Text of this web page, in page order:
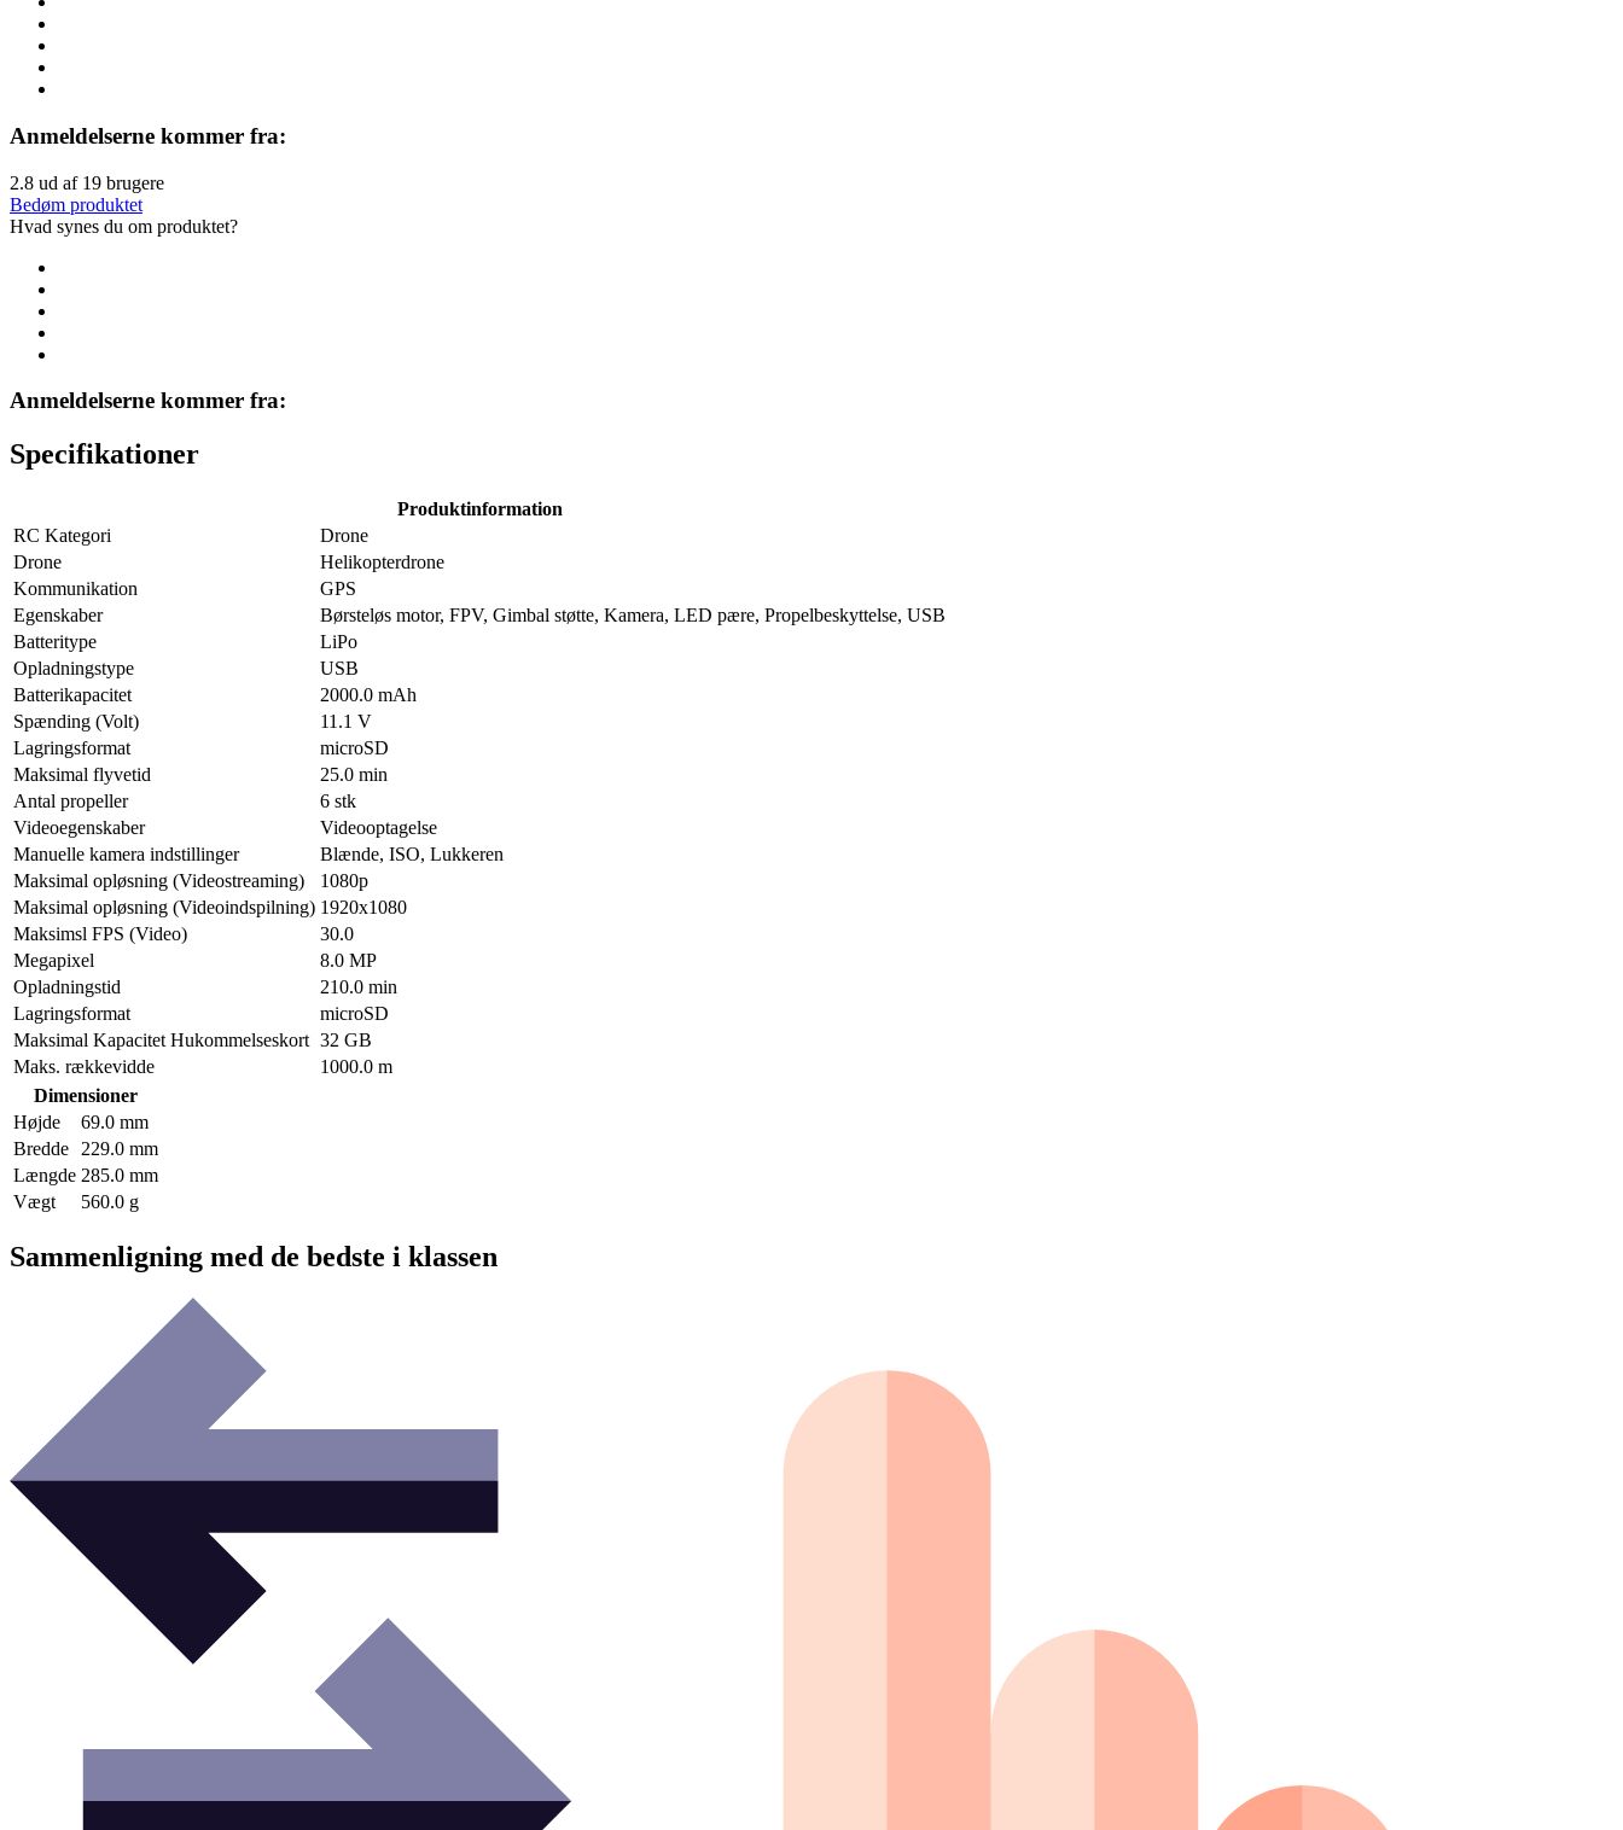
Anmeldelserne kommer fra:
2.8 ud af 19 brugere
Bedøm produktet
Hvad synes du om produktet?
Anmeldelserne kommer fra:
Specifikationer
Produktinformation
RC Kategori
Drone
Drone
Helikopterdrone
Kommunikation
GPS
Egenskaber
Børsteløs motor, FPV, Gimbal støtte, Kamera, LED pære, Propelbeskyttelse, USB
Batteritype
LiPo
Opladningstype
USB
Batterikapacitet
2000.0 mAh
Spænding (Volt)
11.1 V
Lagringsformat
microSD
Maksimal flyvetid
25.0 min
Antal propeller
6 stk
Videoegenskaber
Videooptagelse
Manuelle kamera indstillinger
Blænde, ISO, Lukkeren
Maksimal opløsning (Videostreaming)
1080p
Maksimal opløsning (Videoindspilning) 1920x1080
Maksimsl FPS (Video)
30.0
Megapixel
8.0 MP
Opladningstid
210.0 min
Lagringsformat
microSD
Maksimal Kapacitet Hukommelseskort 32 GB
Maks. rækkevidde
1000.0 m
Dimensioner
Højde
69.0 mm
Bredde
229.0 mm
Længde 285.0 mm
Vægt
560.0 g
Sammenligning med de bedste i klassen